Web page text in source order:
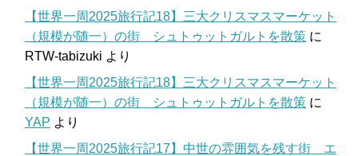
【世界一周2025旅行記18】三大クリスマスマーケット
（規模が随一）の街 シュトゥットガルトを散策 に
RTW-tabizuki より
【世界一周2025旅行記18】三大クリスマスマーケット
（規模が随一）の街 シュトゥットガルトを散策 に
YAP より
【世界一周2025旅行記17】中世の雰囲気を残す街 エ